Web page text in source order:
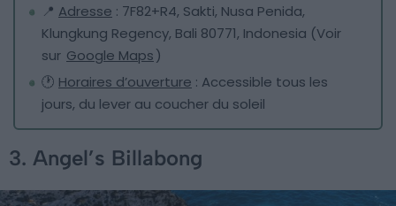
📍 Adresse : 7F82+R4, Sakti, Nusa Penida,
Klungkung Regency, Bali 80771, Indonesia (Voir
sur Google Maps)
🕐 Horaires d’ouverture : Accessible tous les
jours, du lever au coucher du soleil
3. Angel’s Billabong